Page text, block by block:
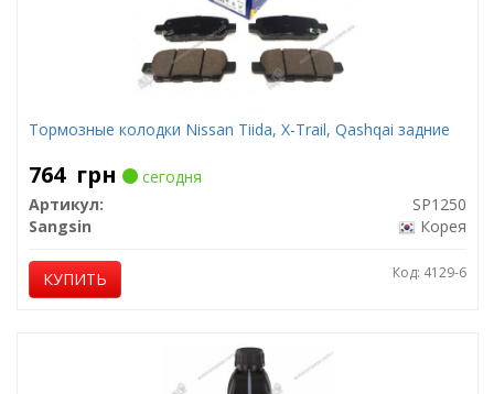
Тормозные колодки Nissan Tiida, X-Trail, Qashqai задние
764 грн
сегодня
Артикул:
SP1250
Sangsin
Корея
КУПИТЬ Код: 4129-6